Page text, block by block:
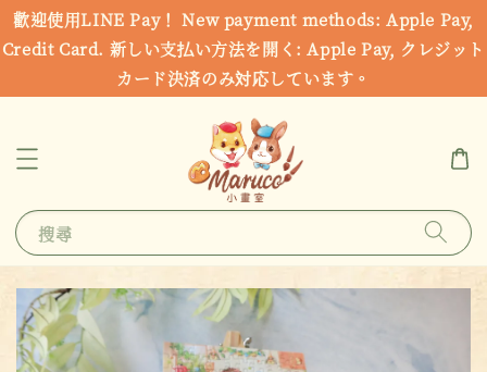
歡迎使用LINE Pay！ New payment methods: Apple Pay,
Credit Card. 新しい支払い方法を開く: Apple Pay, クレジット
カード決済のみ対応しています。
搜尋